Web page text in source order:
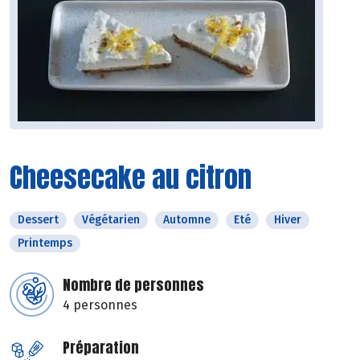
Cheesecake au citron
Dessert Végétarien Automne Eté
Hiver
Printemps
Nombre de personnes
4 personnes
Préparation